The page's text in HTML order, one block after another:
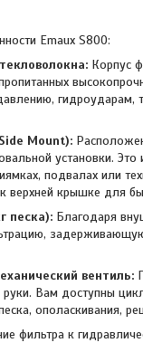
Emaux S800:
Корпус
Mount):
установки.
подвалах или
верхней крышке для
песка): Благодаря
вентиль:
Вам доступны
ополаскивания,
фильтра к